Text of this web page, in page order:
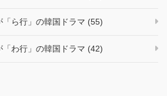
「ら行」の韓国ドラマ (55)
「わ行」の韓国ドラマ (42)